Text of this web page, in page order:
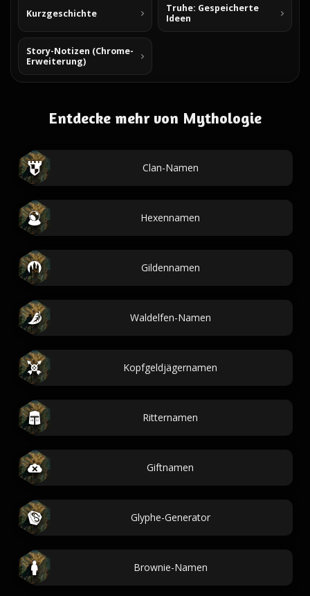
Kurzgeschichte
Truhe: Gespeicherte
Ideen
Story-Notizen (Chrome-
Erweiterung)
Entdecke mehr von Mythologie
Clan-Namen
Hexennamen
Gildennamen
Waldelfen-Namen
Kopfgeldjägernamen
Ritternamen
Giftnamen
Glyphe-Generator
Brownie-Namen